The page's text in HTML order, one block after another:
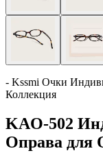
- Kssmi Очки
Коллекция
KAO-502
Оправа для